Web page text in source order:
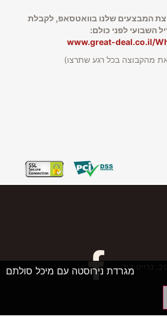
המבצעים שלנו בוואטסאפ, לקבלת
השבועי לפני כולם:
www.great-deal.co.il/
מהקבוצה בכל רגע שתרצו)
מגרדת נירוסטה עם מיכל סולתם